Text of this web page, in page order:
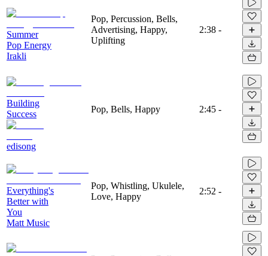
Summer
Pop Energy
Irakli
Pop, Percussion, Bells,
Advertising, Happy,
Uplifting
2:38 -
Building
Success
edisong
Pop, Bells, Happy 2:45 -
Everything's
Better with
You
Matt Music
Pop, Whistling, Ukulele,
Love, Happy
2:52 -